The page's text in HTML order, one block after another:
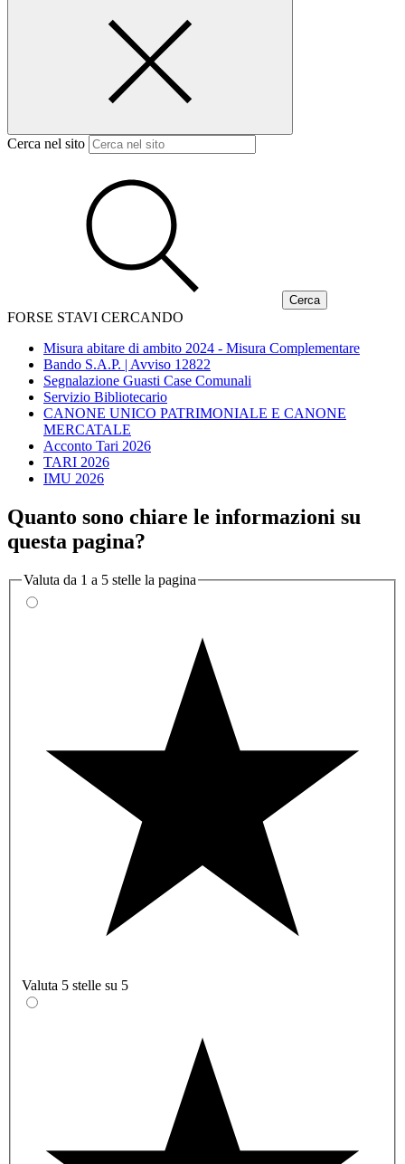
Cerca nel sito
FORSE STAVI CERCANDO
Misura abitare di ambito 2024 - Misura Complementare
Bando S.A.P. | Avviso 12822
Segnalazione Guasti Case Comunali
Servizio Bibliotecario
CANONE UNICO PATRIMONIALE E CANONE
MERCATALE
Acconto Tari 2026
TARI 2026
IMU 2026
Quanto sono chiare le informazioni su
questa pagina?
Valuta da 1 a 5 stelle la pagina
Valuta 5 stelle su 5